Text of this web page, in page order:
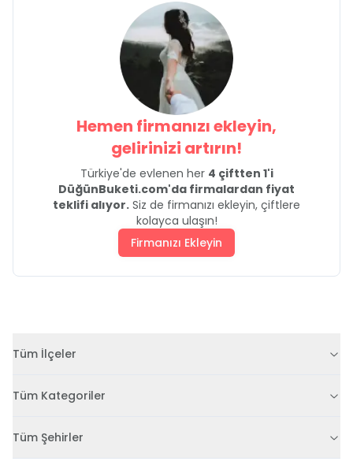
Hemen firmanızı ekleyin,
gelirinizi artırın!
Türkiye'de evlenen her 4 çiftten 1'i
DüğünBuketi.com'da firmalardan fiyat
teklifi alıyor. Siz de firmanızı ekleyin, çiftlere
kolayca ulaşın!
Firmanızı Ekleyin
Tüm İlçeler
Tüm Kategoriler
Tüm Şehirler